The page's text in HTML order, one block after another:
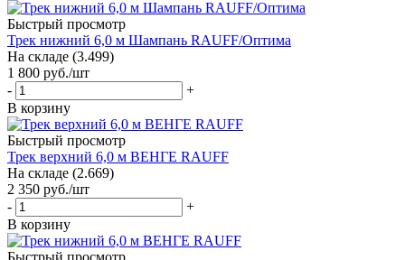
Быстрый просмотр
Трек нижний 6,0 м Шампань RAUFF/Оптима
На складе (3.499)
1 800 руб./шт
-
+
В корзину
Быстрый просмотр
Трек верхний 6,0 м ВЕНГЕ RAUFF
На складе (2.669)
2 350 руб./шт
-
+
В корзину
Быстрый просмотр